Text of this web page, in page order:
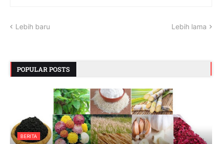
Lebih baru Lebih lama
POPULAR POSTS
BERITA